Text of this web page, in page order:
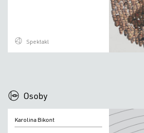
Spektakl
Osoby
Bikont
Karolina Bikont